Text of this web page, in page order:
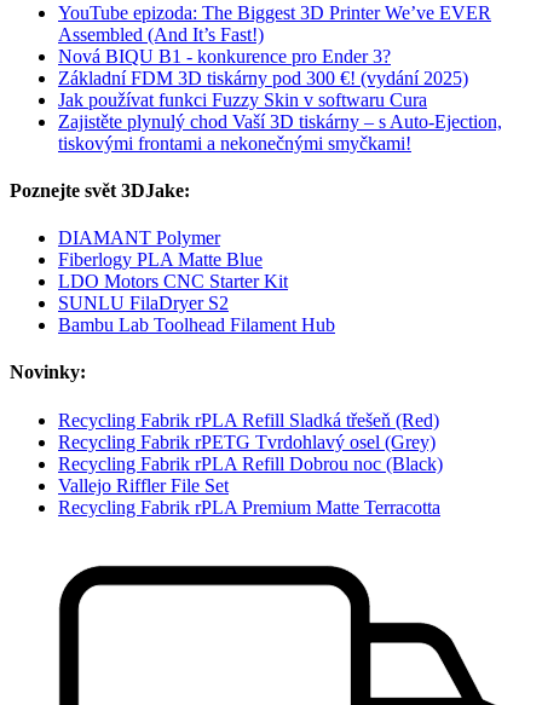
YouTube epizoda: The Biggest 3D Printer We’ve EVER
Assembled (And It’s Fast!)
Nová BIQU B1 - konkurence pro Ender 3?
Základní FDM 3D tiskárny pod 300 €! (vydání 2025)
Jak používat funkci Fuzzy Skin v softwaru Cura
Zajistěte plynulý chod Vaší 3D tiskárny – s Auto-Ejection,
tiskovými frontami a nekonečnými smyčkami!
Poznejte svět 3DJake:
DIAMANT Polymer
Fiberlogy PLA Matte Blue
LDO Motors CNC Starter Kit
SUNLU FilaDryer S2
Bambu Lab Toolhead Filament Hub
Novinky:
Recycling Fabrik rPLA Refill Sladká třešeň (Red)
Recycling Fabrik rPETG Tvrdohlavý osel (Grey)
Recycling Fabrik rPLA Refill Dobrou noc (Black)
Vallejo Riffler File Set
Recycling Fabrik rPLA Premium Matte Terracotta